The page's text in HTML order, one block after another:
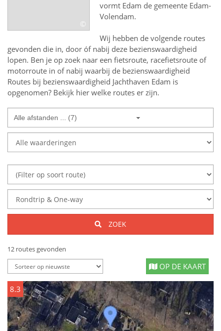
©
vormt Edam de gemeente Edam-
Volendam.
Wij hebben de volgende routes
gevonden die in, door óf nabij deze bezienswaardigheid
lopen. Ben je op zoek naar een fietsroute, racefietsroute of
motorroute in of nabij waarbij de bezienswaardigheid
Routes bij bezienswaardigheid Jachthaven Edam is
opgenomen? Bekijk hier welke routes er zijn.
Alle afstanden ... (7)
ZOEK
12 routes gevonden
OP DE KAART
8.3